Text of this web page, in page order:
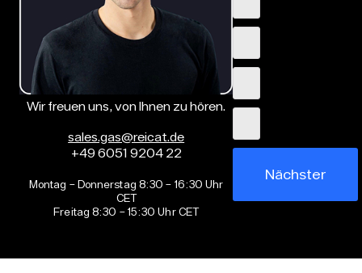
Wir freuen uns, von Ihnen zu hören.
sales.gas@reicat.de
+49 6051 9204 22
Montag – Donnerstag 8:30 – 16:30 Uhr
CET
Freitag 8:30 – 15:30 Uhr CET
Nächster